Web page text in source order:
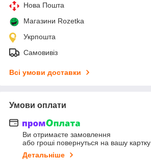
Нова Пошта
Магазини Rozetka
Укрпошта
Самовивіз
Всі умови доставки
Умови оплати
Ви отримаєте замовлення
або гроші повернуться на вашу картку
Детальніше